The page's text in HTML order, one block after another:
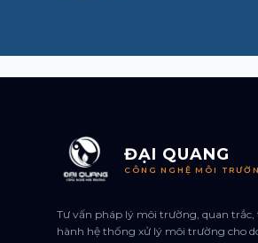
ĐẠI QUANG
CÔNG NGHỆ MÔI
Tư vấn pháp lý môi trường, quan
hành hệ thống xử lý môi trường cho